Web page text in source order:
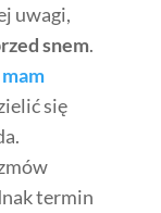
uwagi,
snem.
się
termin